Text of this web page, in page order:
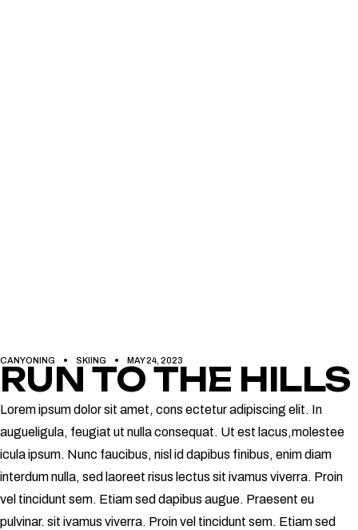
CANYONING SKIING MAY 24, 2023
RUN TO THE HILLS
Lorem ipsum dolor sit amet, cons ectetur adipiscing elit. In
augueligula, feugiat ut nulla consequat. Ut est lacus,molestee
icula ipsum. Nunc faucibus, nisl id dapibus finibus, enim diam
interdum nulla, sed laoreet risus lectus sit ivamus viverra. Proin
vel tincidunt sem. Etiam sed dapibus augue. Praesent eu
pulvinar. sit ivamus viverra. Proin vel tincidunt sem. Etiam sed